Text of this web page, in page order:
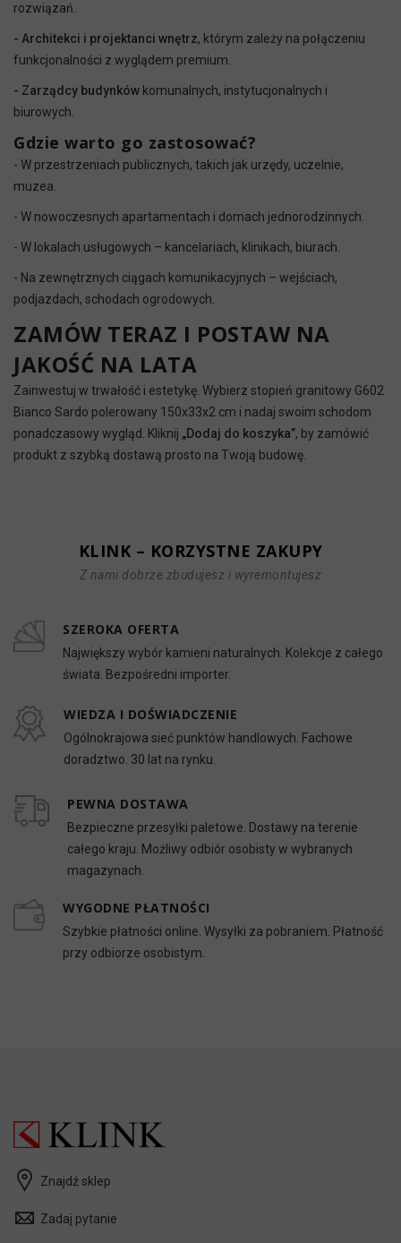
rozwiązań.
- Architekci i projektanci wnętrz, którym zależy na połączeniu
funkcjonalności z wyglądem premium.
- Zarządcy budynków komunalnych, instytucjonalnych i
biurowych.
Gdzie warto go zastosować?
- W przestrzeniach publicznych, takich jak urzędy, uczelnie,
muzea.
- W nowoczesnych apartamentach i domach jednorodzinnych.
- W lokalach usługowych – kancelariach, klinikach, biurach.
- Na zewnętrznych ciągach komunikacyjnych – wejściach,
podjazdach, schodach ogrodowych.
ZAMÓW TERAZ I POSTAW NA
JAKOŚĆ NA LATA
Zainwestuj w trwałość i estetykę. Wybierz stopień granitowy G602
Bianco Sardo polerowany 150x33x2 cm i nadaj swoim schodom
ponadczasowy wygląd. Kliknij „Dodaj do koszyka”, by zamówić
produkt z szybką dostawą prosto na Twoją budowę.
KLINK – KORZYSTNE ZAKUPY
Z nami dobrze zbudujesz i wyremontujesz
SZEROKA OFERTA
Największy wybór kamieni naturalnych. Kolekcje z całego
świata. Bezpośredni importer.
WIEDZA I DOŚWIADCZENIE
Ogólnokrajowa sieć punktów handlowych. Fachowe
doradztwo. 30 lat na rynku.
PEWNA DOSTAWA
Bezpieczne przesyłki paletowe. Dostawy na terenie
całego kraju. Możliwy odbiór osobisty w wybranych
magazynach.
WYGODNE PŁATNOŚCI
Szybkie płatności online. Wysyłki za pobraniem. Płatność
przy odbiorze osobistym.
Znajdź sklep
Zadaj pytanie